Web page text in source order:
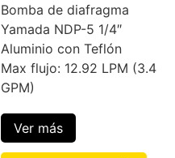
Bomba de diafragma
Yamada NDP-5 1/4″
Aluminio con Teflón
Max flujo: 12.92 LPM (3.4
GPM)
Ver más